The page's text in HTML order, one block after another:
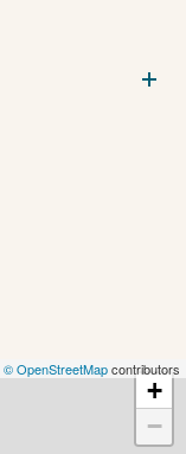
+
−
© OpenStreetMapcontributors